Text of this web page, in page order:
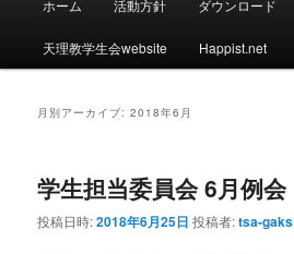
メ
メ
イ
ン
サ
ブ
テ
ホーム 活動方針 ダウンロード
天理教学生会website Happist.net
月別アーカイブ:2018年6月
学生担当委員会 6月例会
投稿日時:2018年6月25日 投稿者:tsa-gaks